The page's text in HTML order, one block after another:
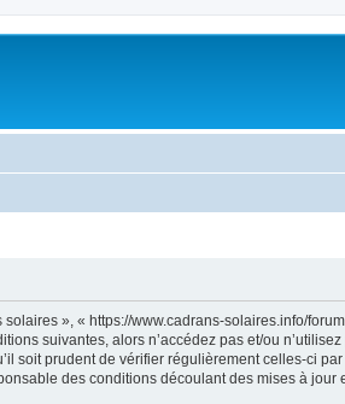
», « https://www.cadrans-solaires.info/
suivantes, alors n’accédez pas et/ou
soit prudent de vérifier régulièrement celles-ci
des conditions découlant des mises à jour